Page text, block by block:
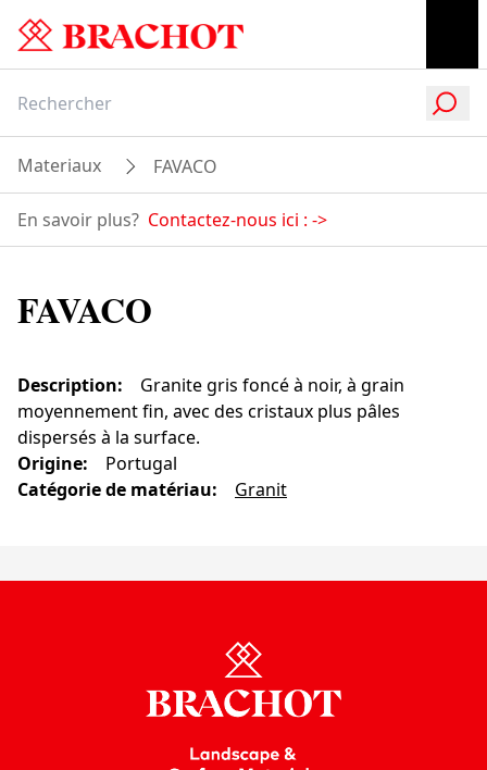
Materiaux FAVACO
En savoir plus? Contactez-nous ici : ->
FAVACO
Description:
Granite gris foncé à noir, à grain
moyennement fin, avec des cristaux plus pâles
dispersés à la surface.
Origine:
Portugal
Catégorie de matériau: Granit